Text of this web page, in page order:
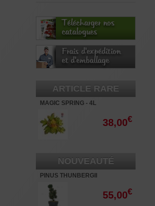
Télécharger nos
catalogues
Frais d'expédition
et d'emballage
ARTICLE RARE
MAGIC SPRING - 4L
38,00€
NOUVEAUTÉ
PINUS THUNBERGII
55,00€